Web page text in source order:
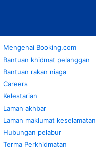
Mengenai Booking.com
Bantuan khidmat pelanggan
Bantuan rakan niaga
Careers
Kelestarian
Laman akhbar
Laman maklumat keselamatan
Hubungan pelabur
Terma Perkhidmatan